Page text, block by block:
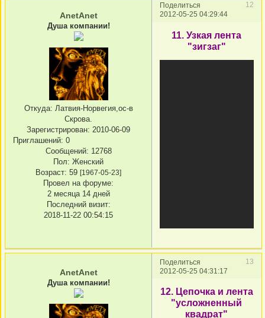
Поделиться
12
2012-05-25 04:29:44
AnetAnet
Душа компании!
Откуда: Латвия-Норвегия,ос-в
Скрова.
Зарегистрирован: 2010-06-09
Приглашений: 0
Сообщений: 12768
Пол: Женский
Возраст: 59 [1967-05-23]
Провел на форуме:
2 месяца 14 дней
Последний визит:
2018-11-22 00:54:15
11. Узкая лента
"зигзаг"
Поделиться
13
2012-05-25 04:31:17
AnetAnet
Душа компании!
12. Цепочка и лента
"усложненный
квадрат"